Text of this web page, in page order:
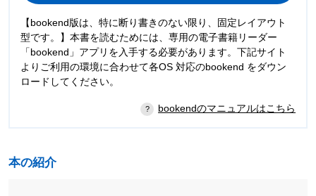
【bookend版は、特に断り書きのない限り、固定レイアウト
型です。】本書を読むためには、専用の電子書籍リーダー
「bookend」アプリを入手する必要があります。下記サイト
よりご利用の環境に合わせて各OS 対応のbookend をダウン
ロードしてください。
bookendのマニュアルはこちら
本の紹介